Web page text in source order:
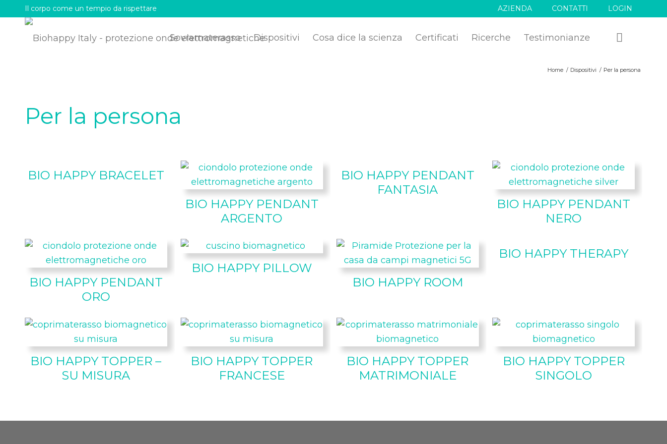
AZIENDA CONTATTI LOGIN
Il corpo come un tempio da rispettare
Sovramaterasso Dispositivi Cosa dice la scienza Certificati Ricerche Testimonianze
Home / Dispositivi / Per la persona
Per la persona
BIO HAPPY BRACELET
BIO HAPPY PENDANT
ARGENTO
BIO HAPPY PENDANT
FANTASIA
BIO HAPPY PENDANT
NERO
BIO HAPPY PENDANT
ORO
BIO HAPPY PILLOW
BIO HAPPY ROOM
BIO HAPPY THERAPY
BIO HAPPY TOPPER –
SU MISURA
BIO HAPPY TOPPER
FRANCESE
BIO HAPPY TOPPER
MATRIMONIALE
BIO HAPPY TOPPER
SINGOLO